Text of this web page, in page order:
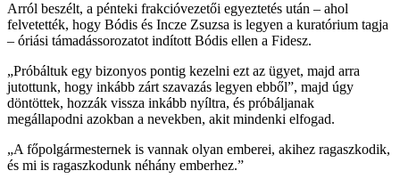
Arról beszélt, a pénteki frakcióvezetői egyeztetés után – ahol
felvetették, hogy Bódis és Incze Zsuzsa is legyen a kuratórium tagja
– óriási támadássorozatot indított Bódis ellen a Fidesz.
„Próbáltuk egy bizonyos pontig kezelni ezt az ügyet, majd arra
jutottunk, hogy inkább zárt szavazás legyen ebből”, majd úgy
döntöttek, hozzák vissza inkább nyíltra, és próbáljanak
megállapodni azokban a nevekben, akit mindenki elfogad.
„A főpolgármesternek is vannak olyan emberei, akihez ragaszkodik,
és mi is ragaszkodunk néhány emberhez.”